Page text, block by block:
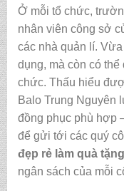
Ở mỗi tổ chức,
nhân viên công sở
các nhà quản lí.
dụng, mà còn có thể
chức. Thấu hiểu
Balo Trung Nguyên
đồng phục phù hợp
để gửi tới các quý
đẹp rẻ làm quà tặng
ngân sách của mỗi